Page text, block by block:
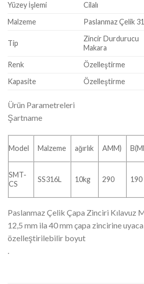
Yüzey İşlemi
Cilalı
Malzeme
Paslanmaz Çelik
Tip
Zincir Durdurucu
Makara
Renk Özelleştirme
Kapasite
Özelleştirme
Ürün Parametreleri
Şartname
Model Malzeme ağırlık AMM)
SMT-
CS
SS316L 10kg 290 190
Paslanmaz Çelik Çapa Zinciri Kılavuz
12,5 mm ila 40 mm çapa zincirine
özelleştirilebilir boyut
.